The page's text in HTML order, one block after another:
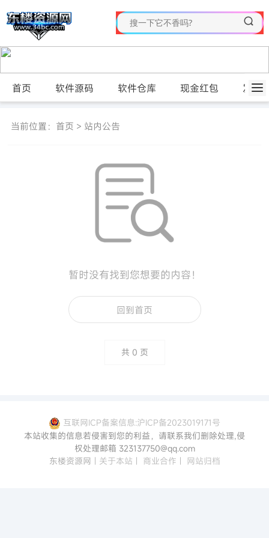
首页 软件源码 软件仓库 现金红包 发布
当前位置： 首页 > 站内公告
暂时没有找到您想要的内容！
回到首页
共 0 页
互联网ICP备案信息:沪ICP备2023019171号
本站收集的信息若侵害到您的利益，请联系我们删除处理,侵
权处理邮箱 323137750@qq.com
东楼资源网 | 关于本站 | 商业合作 | 网站归档